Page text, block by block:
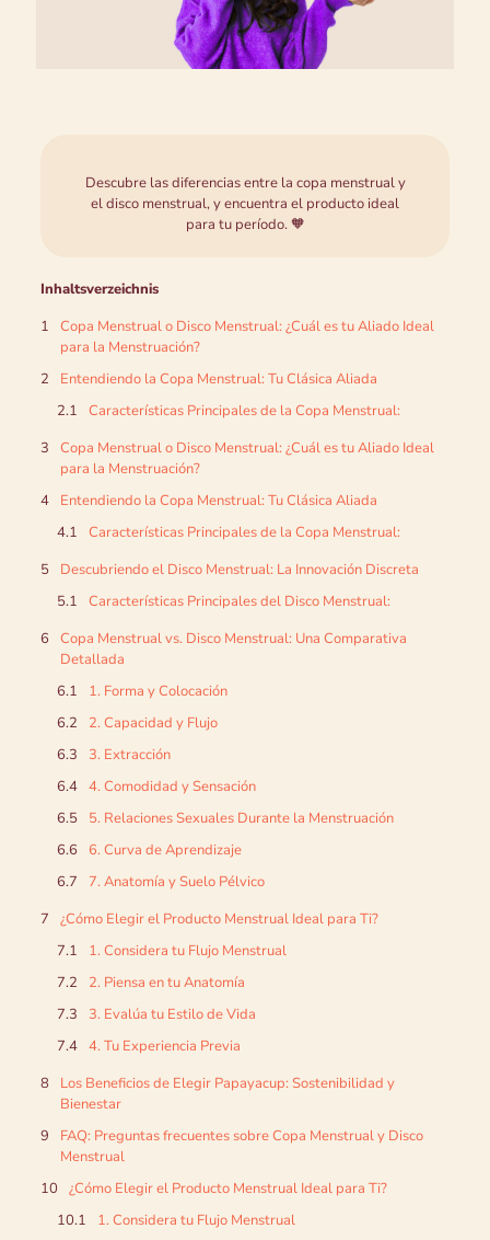
Descubre las diferencias entre la copa menstrual y
el disco menstrual, y encuentra el producto ideal
para tu período. 🧡
Inhaltsverzeichnis
Copa Menstrual o Disco Menstrual: ¿Cuál es tu Aliado Ideal
para la Menstruación?
Entendiendo la Copa Menstrual: Tu Clásica Aliada
Características Principales de la Copa Menstrual:
Copa Menstrual o Disco Menstrual: ¿Cuál es tu Aliado Ideal
para la Menstruación?
Entendiendo la Copa Menstrual: Tu Clásica Aliada
Características Principales de la Copa Menstrual:
Descubriendo el Disco Menstrual: La Innovación Discreta
Características Principales del Disco Menstrual:
Copa Menstrual vs. Disco Menstrual: Una Comparativa
Detallada
1. Forma y Colocación
2. Capacidad y Flujo
3. Extracción
4. Comodidad y Sensación
5. Relaciones Sexuales Durante la Menstruación
6. Curva de Aprendizaje
7. Anatomía y Suelo Pélvico
¿Cómo Elegir el Producto Menstrual Ideal para Ti?
1. Considera tu Flujo Menstrual
2. Piensa en tu Anatomía
3. Evalúa tu Estilo de Vida
4. Tu Experiencia Previa
Los Beneficios de Elegir Papayacup: Sostenibilidad y
Bienestar
FAQ: Preguntas frecuentes sobre Copa Menstrual y Disco
Menstrual
¿Cómo Elegir el Producto Menstrual Ideal para Ti?
1. Considera tu Flujo Menstrual